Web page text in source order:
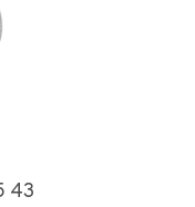
43